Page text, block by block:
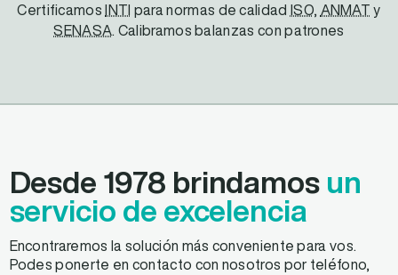
Certificamos INTI para normas de calidad ISO, ANMAT y
SENASA. Calibramos balanzas con patrones
Desde 1978 brindamos un
servicio de excelencia
Encontraremos la solución más conveniente para vos.
Podes ponerte en contacto con nosotros por teléfono,